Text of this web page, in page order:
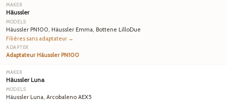
Häussler
Häussler PN100, Häussler Emma, Bottene LilloDue
Filières sans adaptateur →
Adaptateur Häussler PN100
Häussler Luna
Häussler Luna, Arcobaleno AEX5